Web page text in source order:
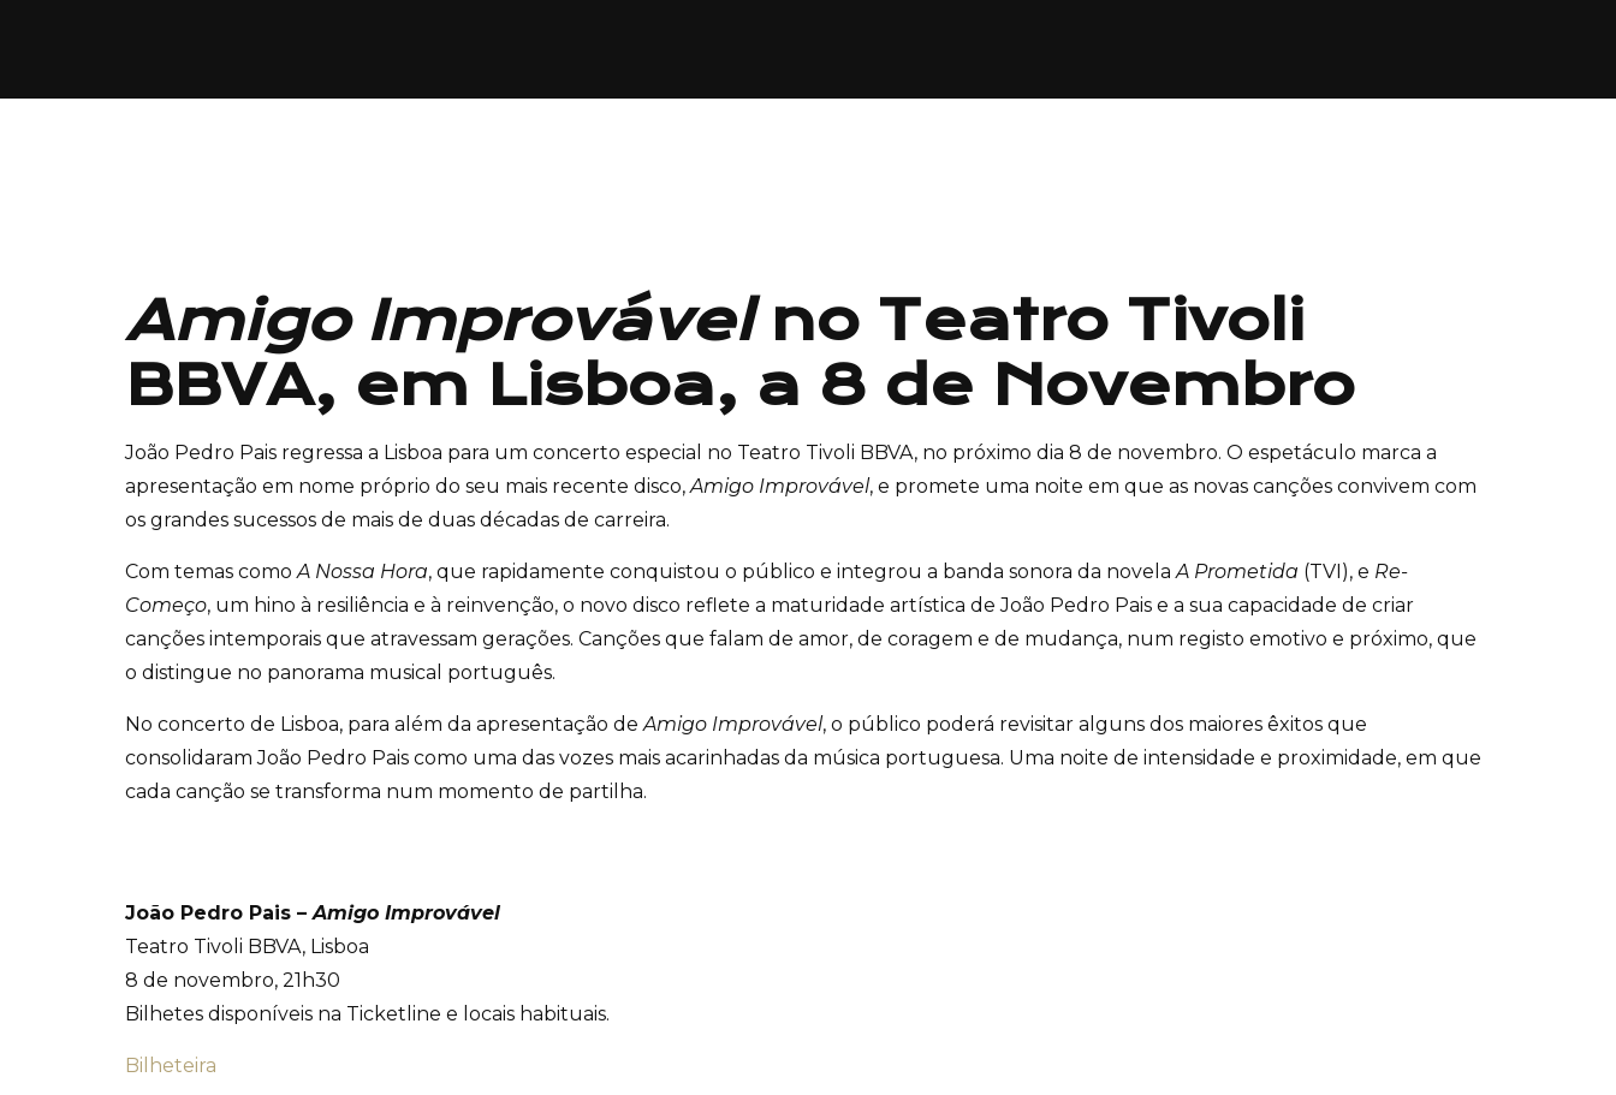
Amigo Improvávelno Teatro Tivoli
BBVA, em Lisboa, a 8 de Novembro
João Pedro Pais regressa a Lisboa para um concerto especial no Teatro Tivoli BBVA, no próximo dia 8 de novembro. O espetáculo marca a
apresentação em nome próprio do seu mais recente disco,Amigo Improvável, e promete uma noite em que as novas canções convivem com
os grandes sucessos de mais de duas décadas de carreira.
Com temas comoA Nossa Hora, que rapidamente conquistou o público e integrou a banda sonora da novelaA Prometida (TVI), e Re-
Começo, um hino à resiliência e à reinvenção, o novo disco reflete a maturidade artística de João Pedro Pais e a sua capacidade de criar
canções intemporais que atravessam gerações. Canções que falam de amor, de coragem e de mudança, num registo emotivo e próximo, que
o distingue no panorama musical português.
No concerto de Lisboa, para além da apresentação deAmigo Improvável, o público poderá revisitar alguns dos maiores êxitos que
consolidaram João Pedro Pais como uma das vozes mais acarinhadas da música portuguesa. Uma noite de intensidade e proximidade, em que
cada canção se transforma num momento de partilha.
João Pedro Pais –Amigo Improvável
Teatro Tivoli BBVA, Lisboa
8 de novembro, 21h30
Bilhetes disponíveis na Ticketline e locais habituais.
Bilheteira